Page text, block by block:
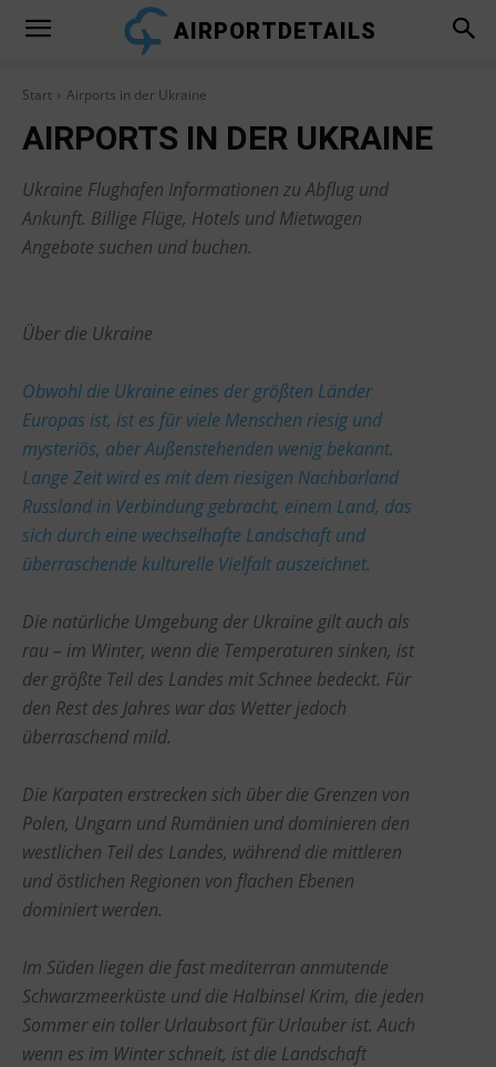
AIRPORTDETAILS
Start Airports in der Ukraine
AIRPORTS IN DER UKRAINE
Ukraine Flughafen Informationen zu Abflug und
Ankunft. Billige Flüge, Hotels und Mietwagen
Angebote suchen und buchen.
Über die Ukraine
Obwohl die Ukraine eines der größten Länder
Europas ist, ist es für viele Menschen riesig und
mysteriös, aber Außenstehenden wenig bekannt.
Lange Zeit wird es mit dem riesigen Nachbarland
Russland in Verbindung gebracht, einem Land, das
sich durch eine wechselhafte Landschaft und
überraschende kulturelle Vielfalt auszeichnet.
Die natürliche Umgebung der Ukraine gilt auch als
rau – im Winter, wenn die Temperaturen sinken, ist
der größte Teil des Landes mit Schnee bedeckt. Für
den Rest des Jahres war das Wetter jedoch
überraschend mild.
Die Karpaten erstrecken sich über die Grenzen von
Polen, Ungarn und Rumänien und dominieren den
westlichen Teil des Landes, während die mittleren
und östlichen Regionen von flachen Ebenen
dominiert werden.
Im Süden liegen die fast mediterran anmutende
Schwarzmeerküste und die Halbinsel Krim, die jeden
Sommer ein toller Urlaubsort für Urlauber ist. Auch
wenn es im Winter schneit, ist die Landschaft